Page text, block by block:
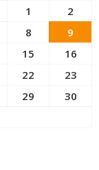
1
2
8
9
15
16
22
23
29
30